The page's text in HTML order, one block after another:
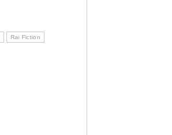
Rai Fiction